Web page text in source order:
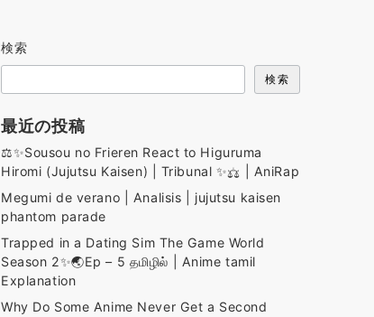
検索
検索
最近の投稿
⚖️✨️Sousou no Frieren React to Higuruma
Hiromi (Jujutsu Kaisen) | Tribunal ✨️⚖️ | AniRap
Megumi de verano | Analisis | jujutsu kaisen
phantom parade
Trapped in a Dating Sim The Game World
Season 2✨🌏Ep – 5 தமிழில் | Anime tamil
Explanation
Why Do Some Anime Never Get a Second